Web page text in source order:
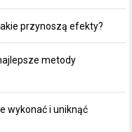
przynoszą efekty?
metody
wykonać i uniknąć